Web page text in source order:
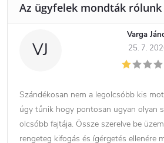
VJ
Varga
25. 7.
Szándékosan nem a legolcsóbb kis
úgy tűnik hogy pontosan ugyan olyan
olcsóbb fajtája. Össze szerelve be
rengeteg kifogás és ígérgetés ellenére